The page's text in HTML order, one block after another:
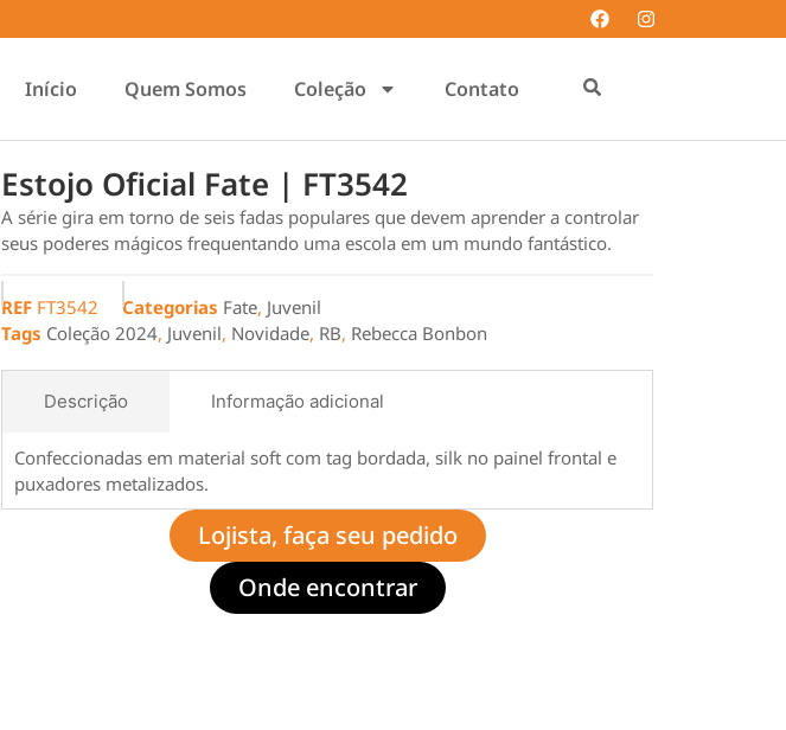
Início Quem Somos Coleção Contato
Estojo Oficial Fate | FT3542
A série gira em torno de seis fadas populares que devem aprender a controlar
seus poderes mágicos frequentando uma escola em um mundo fantástico.
REF FT3542 Categorias Fate, Juvenil
Tags Coleção 2024, Juvenil, Novidade, RB, Rebecca Bonbon
Descrição Informação adicional
Confeccionadas em material soft com tag bordada, silk no painel frontal e
puxadores metalizados.
Lojista, faça seu pedido
Onde encontrar